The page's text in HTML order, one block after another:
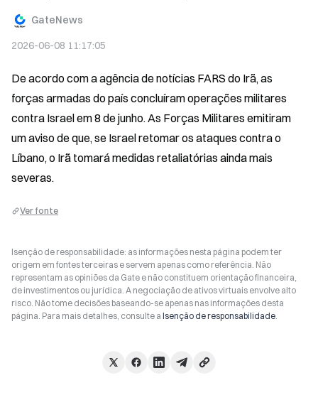
GateNews
2026-06-08 11:17:05
De acordo com a agência de notícias FARS do Irã, as
forças armadas do país concluíram operações militares
contra Israel em 8 de junho. As Forças Militares emitiram
um aviso de que, se Israel retomar os ataques contra o
Líbano, o Irã tomará medidas retaliatórias ainda mais
severas.
Ver fonte
Isenção de responsabilidade: as informações nesta página podem ter
origem em fontes terceiras e servem apenas como referência. Não
representam as opiniões da Gate e não constituem orientação financeira,
de investimentos ou jurídica. A negociação de ativos virtuais envolve alto
risco. Não tome decisões baseando-se apenas nas informações desta
página. Para mais detalhes, consulte a Isenção de responsabilidade.